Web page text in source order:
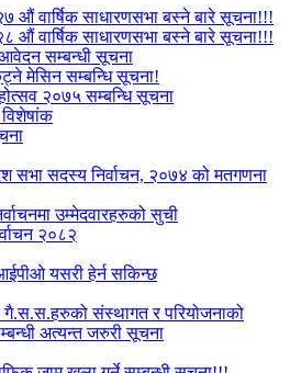
औं वार्षिक साधारणसभा बस्ने बारे सूचना!!!
औं वार्षिक साधारणसभा बस्ने बारे सूचना!!!
सम्बन्धी सूचना
मेसिन सम्बन्धि सूचना!
२०७५ सम्बन्धि सूचना
सभा सदस्य निर्वाचन, २०७४ को मतगणना
उम्मेदवारहरुको सुची
२०८२
यसरी हेर्न सकिन्छ
गै.स.स.हरुको संस्थागत र परियोजनाको
अत्यन्त जरुरी सूचना